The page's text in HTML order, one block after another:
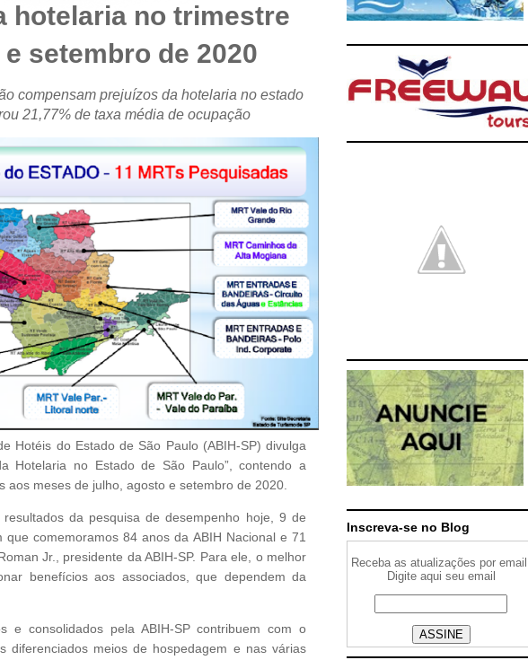
hotelaria no trimestre
setembro de 2020
compensam prejuízos da hotelaria no estado
21,77% de taxa média de ocupação
Hotéis do Estado de São Paulo (ABIH-SP) divulga
Hotelaria no Estado de São Paulo”, contendo a
aos meses de julho, agosto e setembro de 2020.
da pesquisa de desempenho hoje, 9 de
comemoramos 84 anos da ABIH Nacional e 71
Jr., presidente da ABIH-SP. Para ele, o melhor
benefícios aos associados, que dependem da
e consolidados pela ABIH-SP contribuem com o
diferenciados meios de hospedagem e nas várias
Inscreva-se no Blog
Receba as atualizações por email.
Digite aqui seu email